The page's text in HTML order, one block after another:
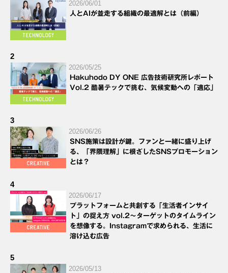
2026/06/01
人とAIが並走する組織の最適解とは（前編）
2
2026/05/25
Hakuhodo DY ONE 広告技術研究所レポート
Vol.2 酷暑テックで挑む、気候変動への「適応」
3
2026/06/26
SNS施策は設計が鍵。ファンと一緒に盛り上げ
る、「界隈理解」に根ざしたSNSプロモーション
とは？
4
2026/06/17
プラットフォームと共創する「生活者インサイ
ト」の捉え方 vol.2～ターゲットのタイムライン
を想像する。Instagramで求められる、生活に
溶け込む広告
5
2026/05/13